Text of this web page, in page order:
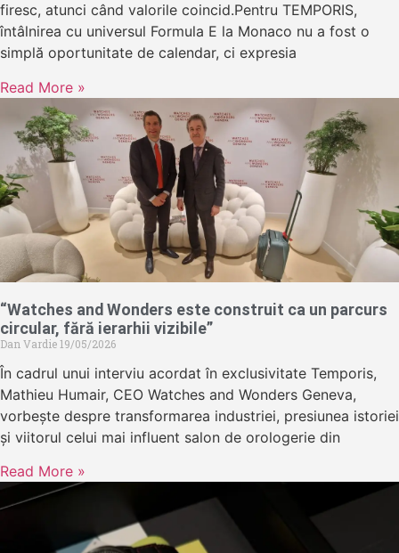
firesc, atunci când valorile coincid.Pentru TEMPORIS,
întâlnirea cu universul Formula E la Monaco nu a fost o
simplă oportunitate de calendar, ci expresia
Read More »
“Watches and Wonders este construit ca un parcurs
circular, fără ierarhii vizibile”
Dan Vardie19/05/2026
În cadrul unui interviu acordat în exclusivitate Temporis,
Mathieu Humair, CEO Watches and Wonders Geneva,
vorbește despre transformarea industriei, presiunea istoriei
și viitorul celui mai influent salon de orologerie din
Read More »